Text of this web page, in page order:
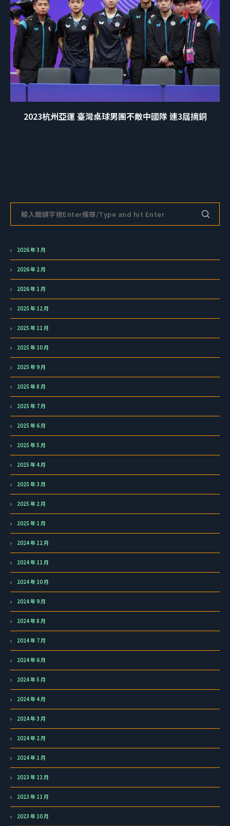
2023杭州亞運 臺灣桌球男團不敵中國隊 連3屆摘銅
2026 年 3 月
2026 年 2 月
2026 年 1 月
2025 年 12 月
2025 年 11 月
2025 年 10 月
2025 年 9 月
2025 年 8 月
2025 年 7 月
2025 年 6 月
2025 年 5 月
2025 年 4 月
2025 年 3 月
2025 年 2 月
2025 年 1 月
2024 年 12 月
2024 年 11 月
2024 年 10 月
2024 年 9 月
2024 年 8 月
2024 年 7 月
2024 年 6 月
2024 年 5 月
2024 年 4 月
2024 年 3 月
2024 年 2 月
2024 年 1 月
2023 年 12 月
2023 年 11 月
2023 年 10 月